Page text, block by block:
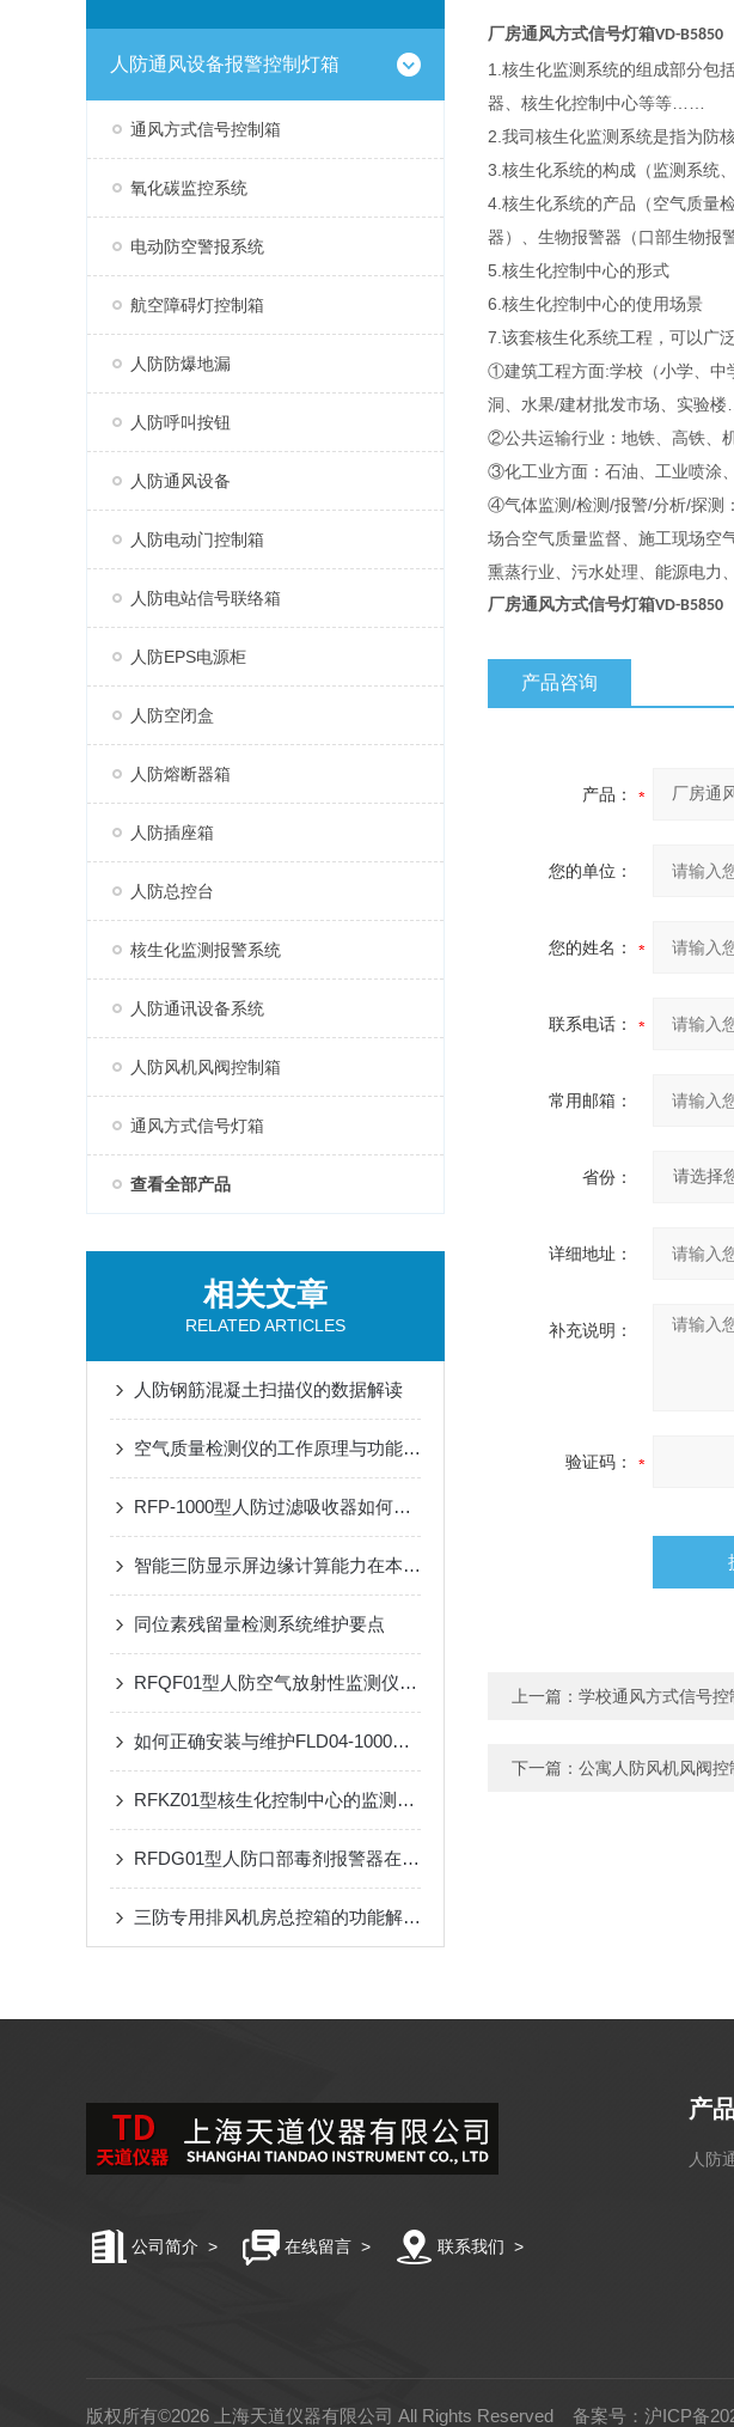
人防通风设备报警控制灯箱
通风方式信号控制箱
氧化碳监控系统
电动防空警报系统
航空障碍灯控制箱
人防防爆地漏
人防呼叫按钮
人防通风设备
人防电动门控制箱
人防电站信号联络箱
人防EPS电源柜
人防空闭盒
人防熔断器箱
人防插座箱
人防总控台
核生化监测报警系统
人防通讯设备系统
人防风机风阀控制箱
通风方式信号灯箱
查看全部产品
相关文章
RELATED ARTICLES
人防钢筋混凝土扫描仪的数据解读
空气质量检测仪的工作原理与功能特点概述
RFP-1000型人防过滤吸收器如何提升防护设施的整体效能？
智能三防显示屏边缘计算能力在本地数据可视化与预警分析中的应用
同位素残留量检测系统维护要点
RFQF01型人防空气放射性监测仪的工作原理与技术特点
如何正确安装与维护FLD04-1000型过滤吸收器
RFKZ01型核生化控制中心的监测系统与应用
RFDG01型人防口部毒剂报警器在应急响应中的应用效果
三防专用排风机房总控箱的功能解析：高效排风与压差精准控制
厂房通风方式信号灯箱VD-B5850
1.核生化监测系统的组成部分包
器、核生化控制中心等等……
2.我司核生化监测系统是指为防
3.核生化系统的构成（监测系统
4.核生化系统的产品（空气质量
器）、生物报警器（口部生物报
5.核生化控制中心的形式
6.核生化控制中心的使用场景
7.该套核生化系统工程，可以广
①建筑工程方面:学校（小学、中
洞、水果/建材批发市场、实验
②公共运输行业：地铁、高铁、
③化工业方面：石油、工业喷涂
④气体监测/检测/报警/分析/探测
场合空气质量监督、施工现场空
熏蒸行业、污水处理、能源电力
厂房通风方式信号灯箱VD-B5850
产品咨询
产品：
您的单位：
您的姓名：
联系电话：
常用邮箱：
省份：
详细地址：
补充说明：
验证码：
上一篇： 学校通风方式信号控
下一篇： 公寓人防风机风阀控
公司简介 > 在线留言 > 联系我们 >
产
版权所有©2026 上海天道仪器有限公司 All Rights Reserved 备案号：沪ICP备